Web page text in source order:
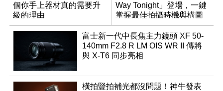
個你手上器材真的需要升
級的理由
Way Tonight」登場，一鍵
掌握最佳拍攝時機與構圖
富士新一代中長焦主力鏡頭 XF 50-
140mm F2.8 R LM OIS WR II 傳將
與 X-T6 同步亮相
橫拍豎拍補光都沒問題！神牛發表